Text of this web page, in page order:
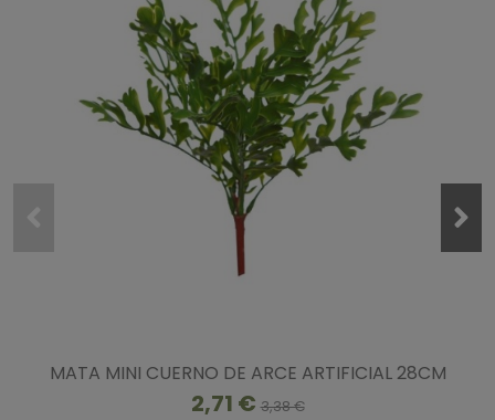
MATA MINI CUERNO DE ARCE ARTIFICIAL 28CM
2,71 €3,38 €